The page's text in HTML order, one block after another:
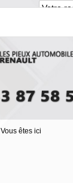
Vous êtes ici